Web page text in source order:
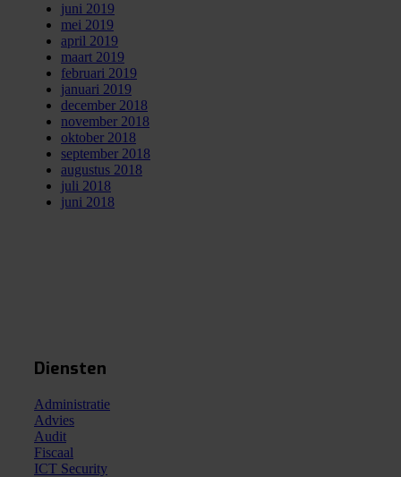
juni 2019
mei 2019
april 2019
maart 2019
februari 2019
januari 2019
december 2018
november 2018
oktober 2018
september 2018
augustus 2018
juli 2018
juni 2018
Diensten
Administratie
Advies
Audit
Fiscaal
ICT Security